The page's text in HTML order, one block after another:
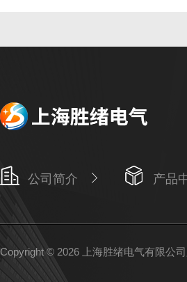
公司简介 产品
Copyright © 2026 上海胜绪电气有限公